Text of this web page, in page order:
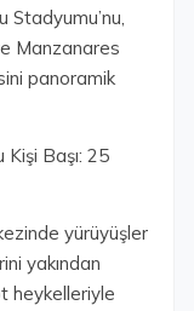
Manzanares
panoramik
Başı: 25
yürüyüşler
yakından
heykelleriyle